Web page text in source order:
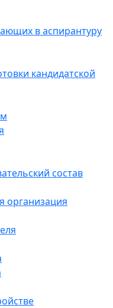
в аспирантуру
кандидатской
состав
организация